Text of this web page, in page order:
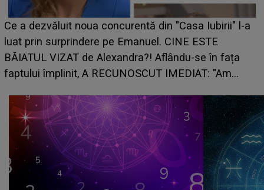
Ce a dezvăluit noua concurentă din "Casa Iubirii" l-a
luat prin surprindere pe Emanuel. CINE ESTE
BĂIATUL VIZAT de Alexandra?! Aflându-se în fața
faptului împlinit, A RECUNOSCUT IMEDIAT: "Am